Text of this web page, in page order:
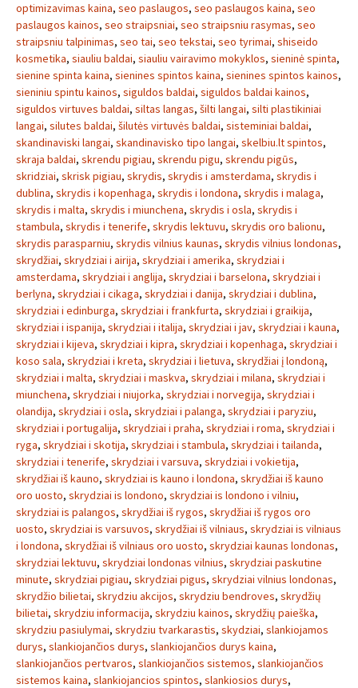
optimizavimas kaina, seo paslaugos, seo paslaugos kaina, seo
paslaugos kainos, seo straipsniai, seo straipsniu rasymas, seo
straipsniu talpinimas, seo tai, seo tekstai, seo tyrimai, shiseido
kosmetika, siauliu baldai, siauliu vairavimo mokyklos, sieninė spinta,
sienine spinta kaina, sienines spintos kaina, sienines spintos kainos,
sieniniu spintu kainos, siguldos baldai, siguldos baldai kainos,
siguldos virtuves baldai, siltas langas, šilti langai, silti plastikiniai
langai, silutes baldai, šilutės virtuvės baldai, sisteminiai baldai,
skandinaviski langai, skandinavisko tipo langai, skelbiu.lt spintos,
skraja baldai, skrendu pigiau, skrendu pigu, skrendu pigūs,
skridziai, skrisk pigiau, skrydis, skrydis i amsterdama, skrydis i
dublina, skrydis i kopenhaga, skrydis i londona, skrydis i malaga,
skrydis i malta, skrydis i miunchena, skrydis i osla, skrydis i
stambula, skrydis i tenerife, skrydis lektuvu, skrydis oro balionu,
skrydis parasparniu, skrydis vilnius kaunas, skrydis vilnius londonas,
skrydžiai, skrydziai i airija, skrydziai i amerika, skrydziai i
amsterdama, skrydziai i anglija, skrydziai i barselona, skrydziai i
berlyna, skrydziai i cikaga, skrydziai i danija, skrydziai i dublina,
skrydziai i edinburga, skrydziai i frankfurta, skrydziai i graikija,
skrydziai i ispanija, skrydziai i italija, skrydziai i jav, skrydziai i kauna,
skrydziai i kijeva, skrydziai i kipra, skrydziai i kopenhaga, skrydziai i
koso sala, skrydziai i kreta, skrydziai i lietuva, skrydžiai į londoną,
skrydziai i malta, skrydziai i maskva, skrydziai i milana, skrydziai i
miunchena, skrydziai i niujorka, skrydziai i norvegija, skrydziai i
olandija, skrydziai i osla, skrydziai i palanga, skrydziai i paryziu,
skrydziai i portugalija, skrydziai i praha, skrydziai i roma, skrydziai i
ryga, skrydziai i skotija, skrydziai i stambula, skrydziai i tailanda,
skrydziai i tenerife, skrydziai i varsuva, skrydziai i vokietija,
skrydžiai iš kauno, skrydziai is kauno i londona, skrydžiai iš kauno
oro uosto, skrydziai is londono, skrydziai is londono i vilniu,
skrydziai is palangos, skrydžiai iš rygos, skrydžiai iš rygos oro
uosto, skrydziai is varsuvos, skrydžiai iš vilniaus, skrydziai is vilniaus
i londona, skrydžiai iš vilniaus oro uosto, skrydziai kaunas londonas,
skrydziai lektuvu, skrydziai londonas vilnius, skrydziai paskutine
minute, skrydziai pigiau, skrydziai pigus, skrydziai vilnius londonas,
skrydžio bilietai, skrydziu akcijos, skrydziu bendroves, skrydžių
bilietai, skrydziu informacija, skrydziu kainos, skrydžių paieška,
skrydziu pasiulymai, skrydziu tvarkarastis, skydziai, slankiojamos
durys, slankiojančios durys, slankiojančios durys kaina,
slankiojančios pertvaros, slankiojančios sistemos, slankiojančios
sistemos kaina, slankiojancios spintos, slankiosios durys,